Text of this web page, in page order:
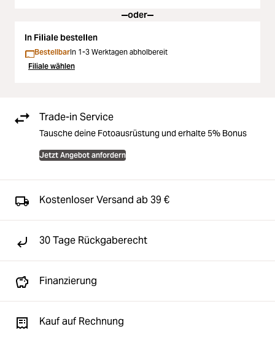
oder
In Filiale bestellen
BestellbarIn 1-3 Werktagen abholbereit
Filiale wählen
Trade-in Service
Tausche deine Fotoausrüstung und erhalte 5% Bonus
Jetzt Angebot anfordern
Kostenloser Versand ab 39 €
30 Tage Rückgaberecht
Finanzierung
Kauf auf Rechnung